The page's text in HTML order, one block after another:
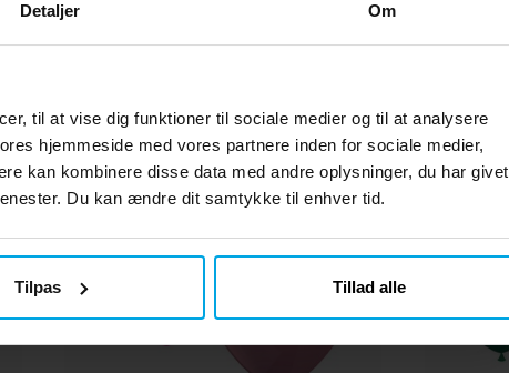
Detaljer Om
til at vise dig funktioner til sociale medier og til at analysere
hjemmeside med vores partnere inden for sociale medier,
kan kombinere disse data med andre oplysninger, du har givet
Du kan ændre dit samtykke til enhver tid.
Tilpas Tillad alle
også